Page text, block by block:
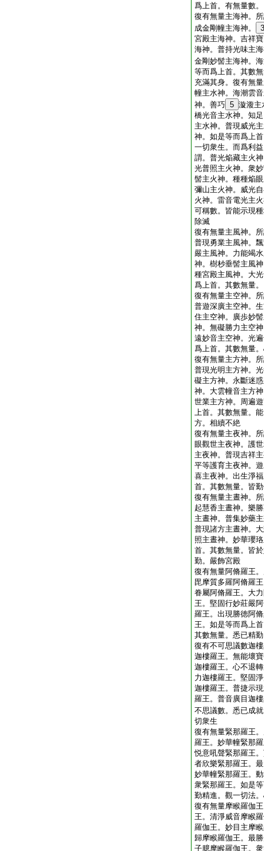
爲上首。有無量數
復有無量主海神。
成金剛幢主海神。
3
宮殿主海神。吉祥
海神。普持光味主
金剛妙髻主海神。
等而爲上首。其數
充滿其身。復有無
幢主水神。海潮雲
神。善巧 5 漩澓主
橋光音主水神。知
主水神。普現威光
神。如是等而爲上
一切衆生。而爲利
謂。普光焔藏主火
光普照主火神。衆
髻主火神。種種焔
彌山主火神。威光
火神。雷音電光主
可稱數。皆能示現
除滅
復有無量主風神。
普現勇業主風神。
嚴主風神。力能竭
神。樹杪垂髻主風
種宮殿主風神。大
爲上首。其數無量
復有無量主空神。
普遊深廣主空神。
住主空神。廣歩妙
神。無礙勝力主空
遠妙音主空神。光
爲上首。其數無量
復有無量主方神。
普現光明主方神。
礙主方神。永斷迷
神。大雲幢音主方
世業主方神。周遍
上首。其數無量。
方。相續不絶
復有無量主夜神。
眼觀世主夜神。護
主夜神。普現吉祥
平等護育主夜神。
喜主夜神。出生淨
首。其數無量。皆
復有無量主晝神。
起慧香主晝神。樂
主晝神。普集妙藥
普現諸方主晝神。
照主晝神。妙華瓔
首。其數無量。皆
勤。嚴飾宮殿
復有無量阿脩羅王
毘摩質多羅阿脩羅
眷屬阿脩羅王。大
王。堅固行妙莊嚴
羅王。出現勝徳阿
王。如是等而爲上首
其數無量。悉已精
復有不可思議數迦
迦樓羅王。無能壞
迦樓羅王。心不退
力迦樓羅王。堅固
迦樓羅王。普捷示
羅王。普音廣目迦
不思議數。悉已成
切衆生
復有無量緊那羅王
羅王。妙華幢緊那
悦意吼聲緊那羅王
者欣樂緊那羅王。
妙華幢緊那羅王。
衆緊那羅王。如是
勤精進。觀一切法
復有無量摩睺羅伽
王。清淨威音摩睺
羅伽王。妙目主摩
歸摩睺羅伽王。最
子臆摩睺羅伽王。